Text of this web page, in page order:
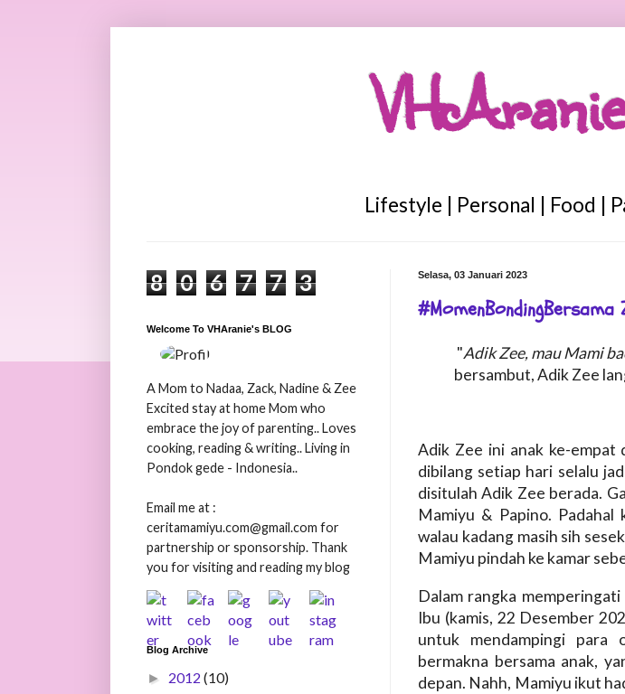
Lifestyle | Personal | Food |
Selasa, 03 Januari 2023
"Adik Zee, mau Mami
bersambut, Adik Zee
Adik Zee ini anak ke-empat
dibilang setiap hari selalu
disitulah Adik Zee berada.
Mamiyu & Papino.
walau kadang masih sih
Mamiyu pindah ke kamar
Dalam rangka
Ibu (kamis, 22 Desember
untuk mendampingi para
bermakna bersama anak,
depan. Nahh, Mamiyu ikut
8 0 6 7 7 3
Welcome To VHAranie's BLOG
A Mom to Nadaa, Zack, Nadine & Zee
Excited stay at home Mom who
embrace the joy of parenting.. Loves
cooking, reading & writing.. Living in
Pondok gede - Indonesia..
Email me at :
ceritamamiyu.com@gmail.com for
partnership or sponsorship. Thank
you for visiting and reading my blog
Blog Archive
► 2012 (10)